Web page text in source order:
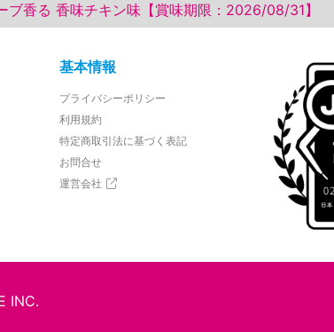
香る 香味チキン味【賞味期限：2026/08/31】
基本情報
プライバシーポリシー
利用規約
特定商取引法に基づく表記
お問合せ
運営会社
INC.